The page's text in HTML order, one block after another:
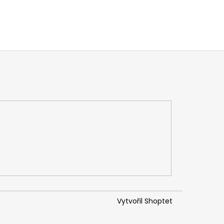
Vytvořil Shoptet